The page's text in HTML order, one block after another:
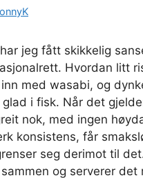
jeg fått skikkelig
Hvordan litt
med wasabi, og
i fisk. Når det
nok, med ingen
konsistens, får
seg derimot til
og serverer